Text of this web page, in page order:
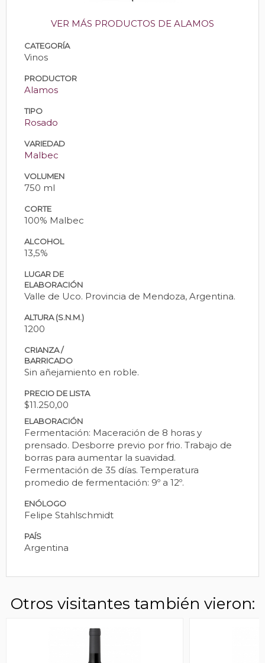
VER MÁS PRODUCTOS DE ALAMOS
CATEGORÍA
Vinos
PRODUCTOR
Alamos
TIPO
Rosado
VARIEDAD
Malbec
VOLUMEN
750 ml
CORTE
100% Malbec
ALCOHOL
13,5%
LUGAR DE
ELABORACIÓN
Valle de Uco. Provincia de Mendoza, Argentina.
ALTURA (S.N.M.)
1200
CRIANZA /
BARRICADO
Sin añejamiento en roble.
PRECIO DE LISTA
$11.250,00
ELABORACIÓN
Fermentación: Maceración de 8 horas y
prensado. Desborre previo por frio. Trabajo de
borras para aumentar la suavidad.
Fermentación de 35 días. Temperatura
promedio de fermentación: 9º a 12º.
ENÓLOGO
Felipe Stahlschmidt
PAÍS
Argentina
Otros visitantes también vieron: